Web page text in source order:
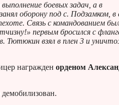
боевых задач, а в
оборону под с. Подзамком, в
Связь с командованием
первым бросился с
Тютюкин взял в плен 3 и
награжден орденом